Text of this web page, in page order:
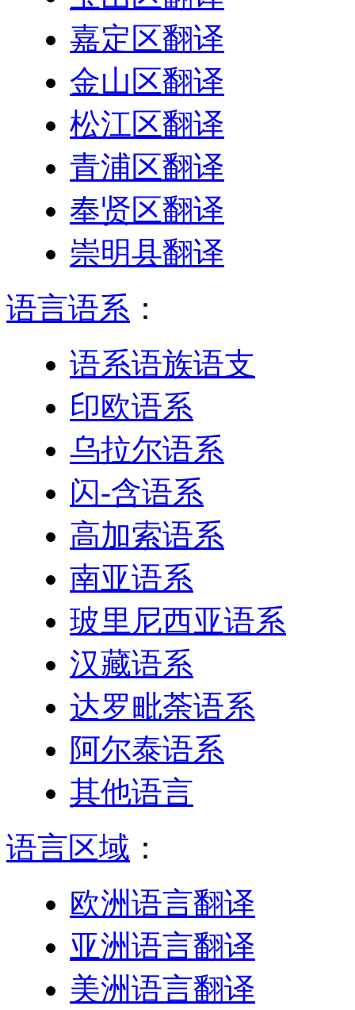
嘉定区翻译
金山区翻译
松江区翻译
青浦区翻译
奉贤区翻译
崇明县翻译
语言语系 ：
语系语族语支
印欧语系
乌拉尔语系
闪-含语系
高加索语系
南亚语系
玻里尼西亚语系
汉藏语系
达罗毗荼语系
阿尔泰语系
其他语言
语言区域 ：
欧洲语言翻译
亚洲语言翻译
美洲语言翻译